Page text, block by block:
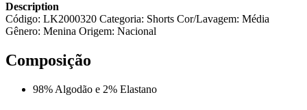
Description
Código: LK2000320 Categoria: Shorts Cor/Lavagem: Média
Gênero: Menina Origem: Nacional
Composição
98% Algodão e 2% Elastano